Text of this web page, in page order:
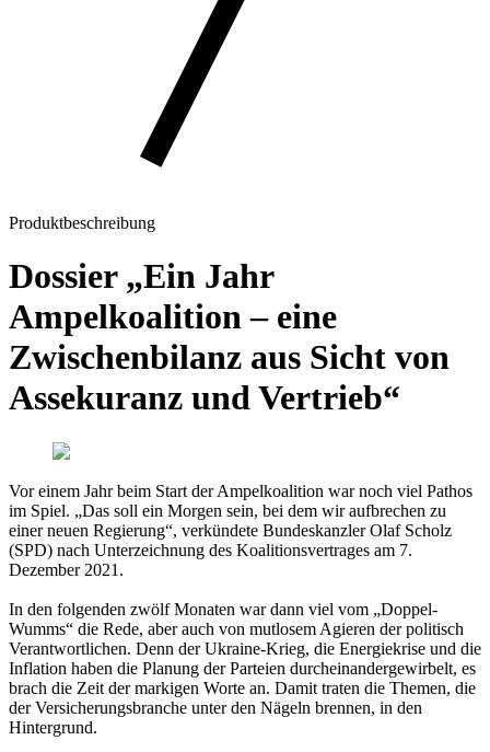
Produktbeschreibung
Dossier „Ein Jahr
Ampelkoalition – eine
Zwischenbilanz aus Sicht von
Assekuranz und Vertrieb“
Vor einem Jahr beim Start der Ampelkoalition war noch viel Pathos
im Spiel. „Das soll ein Morgen sein, bei dem wir aufbrechen zu
einer neuen Regierung“, verkündete Bundeskanzler Olaf Scholz
(SPD) nach Unterzeichnung des Koalitionsvertrages am 7.
Dezember 2021.
In den folgenden zwölf Monaten war dann viel vom „Doppel-
Wumms“ die Rede, aber auch von mutlosem Agieren der politisch
Verantwortlichen. Denn der Ukraine-Krieg, die Energiekrise und die
Inflation haben die Planung der Parteien durcheinandergewirbelt, es
brach die Zeit der markigen Worte an. Damit traten die Themen, die
der Versicherungsbranche unter den Nägeln brennen, in den
Hintergrund.